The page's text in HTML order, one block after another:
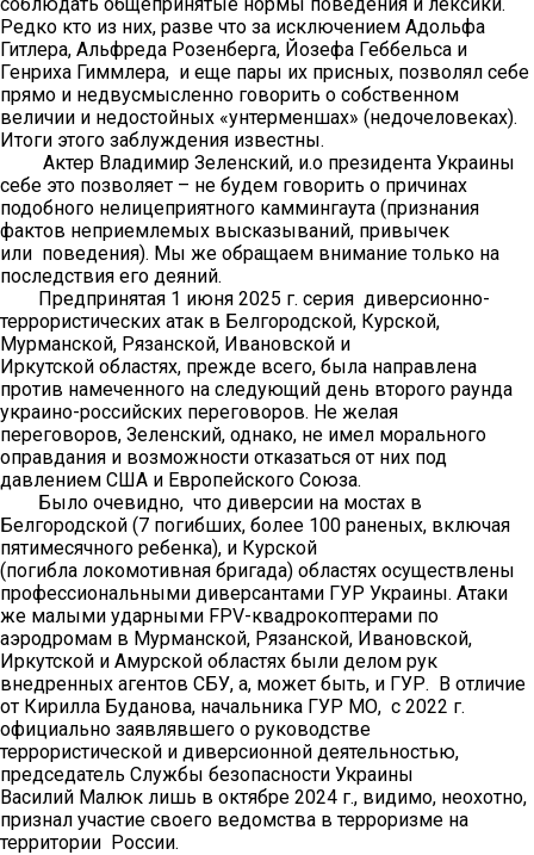
Редко кто из них, разве что за исключением Адольфа
Гитлера, Альфреда Розенберга, Йозефа Геббельса и
Генриха Гиммлера, и еще пары их присных, позволял себе
прямо и недвусмысленно говорить о собственном
величии и недостойных «унтерменшах» (недочеловеках).
Итоги этого заблуждения известны.
Актер Владимир Зеленский, и.о президента Украины
себе это позволяет – не будем говорить о причинах
подобного нелицеприятного каммингаута (признания
фактов неприемлемых высказываний, привычек
или поведения). Мы же обращаем внимание только на
последствия его деяний.
Предпринятая 1 июня 2025 г. серия диверсионно-
террористических атак в Белгородской, Курской,
Мурманской, Рязанской, Ивановской и
Иркутской областях, прежде всего, была направлена
против намеченного на следующий день второго раунда
украино-российских переговоров. Не желая
переговоров, Зеленский, однако, не имел морального
оправдания и возможности отказаться от них под
давлением США и Европейского Союза.
Было очевидно, что диверсии на мостах в
Белгородской (7 погибших, более 100 раненых, включая
пятимесячного ребенка), и Курской
(погибла локомотивная бригада) областях осуществлены
профессиональными диверсантами ГУР Украины. Атаки
же малыми ударными FPV-квадрокоптерами по
аэродромам в Мурманской, Рязанской, Ивановской,
Иркутской и Амурской областях были делом рук
внедренных агентов СБУ, а, может быть, и ГУР. В отличие
от Кирилла Буданова, начальника ГУР МО, с 2022 г.
официально заявлявшего о руководстве
террористической и диверсионной деятельностью,
председатель Службы безопасности Украины
Василий Малюк лишь в октябре 2024 г., видимо, неохотно,
признал участие своего ведомства в терроризме на
территории России.